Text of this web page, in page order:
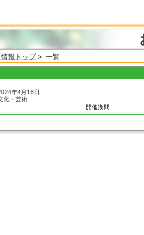
報トップ> 一覧
年4月16日
化・芸術
開催期間